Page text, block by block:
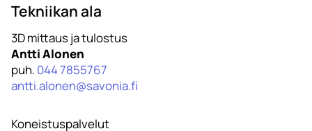
Tekniikan ala
3D mittaus ja tulostus
Antti Alonen
puh. 044 7855767
antti.alonen@savonia.fi
Koneistuspalvelut